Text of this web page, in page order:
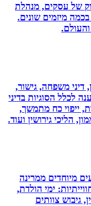
עסקים, מנהלת
מיזמים שונים.
משפחה, גישור,
הסוגיות בדיני
כח מתמשך,
גירושין ועוד.
ממרינה
ימי הולדת,
צוותים